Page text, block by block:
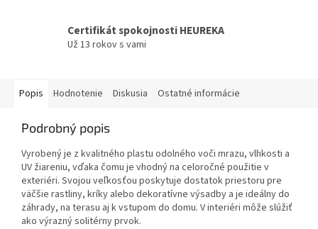
Certifikát spokojnosti HEUREKA
Už 13 rokov s vami
Popis Hodnotenie Diskusia Ostatné informácie
Podrobný popis
Vyrobený je z kvalitného plastu odolného voči mrazu, vlhkosti a
UV žiareniu, vďaka čomu je vhodný na celoročné použitie v
exteriéri. Svojou veľkosťou poskytuje dostatok priestoru pre
väčšie rastliny, kríky alebo dekoratívne výsadby a je ideálny do
záhrady, na terasu aj k vstupom do domu. V interiéri môže slúžiť
ako výrazný solitérny prvok.